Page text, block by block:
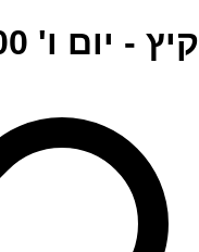
קיץ - יום ו' 14:00 עם מיכל